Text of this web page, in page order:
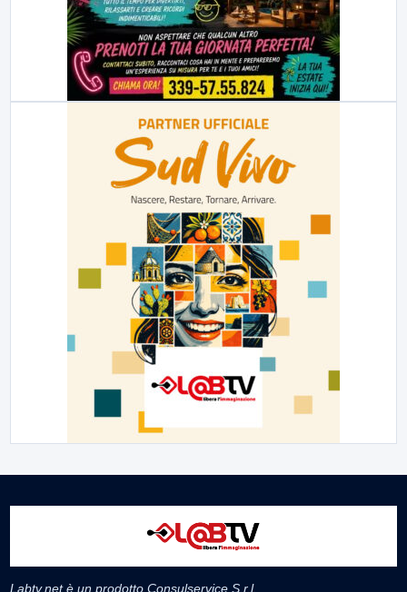
Labtv.net è un prodotto Consulservice S.r.l.